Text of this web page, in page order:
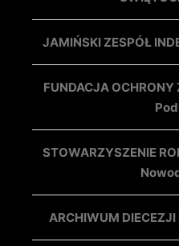
JAMIŃSKI ZESPÓŁ
FUNDACJA
STOWARZYSZENIE
ARCHIWUM